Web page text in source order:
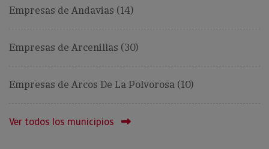
Empresas de Andavias (14)
Empresas de Arcenillas (30)
Empresas de Arcos De La Polvorosa (10)
Ver todos los municipios